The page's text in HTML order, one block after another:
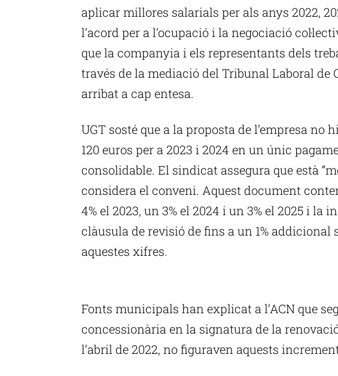
aplicar millores salarials per als anys 2022,
l’acord per a l’ocupació i la negociació
que la companyia i els representants dels
través de la mediació del Tribunal Laboral de
arribat a cap entesa.
UGT sosté que a la proposta de l’empresa no
120 euros per a 2023 i 2024 en un únic
consolidable. El sindicat assegura que està
considera el conveni. Aquest document
4% el 2023, un 3% el 2024 i un 3% el 2025 i la
clàusula de revisió de fins a un 1% addicional
aquestes xifres.
Fonts municipals han explicat a l’ACN que
concessionària en la signatura de la
l’abril de 2022, no figuraven aquests